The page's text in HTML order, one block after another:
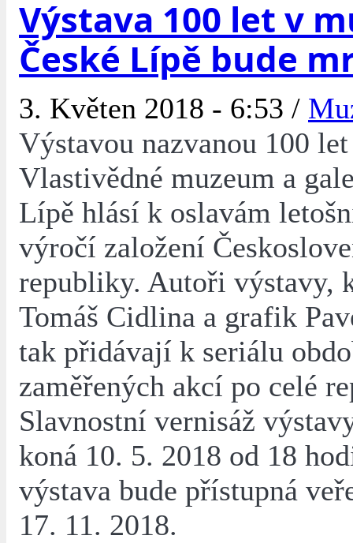
Výstava 100 let v
České Lípě bude
3. Květen 2018 - 6:53 /
Výstavou nazvanou 100 let
Vlastivědné muzeum a
Lípě hlásí k oslavám
výročí založení
republiky. Autoři výstavy,
Tomáš Cidlina a grafik
tak přidávají k seriálu
zaměřených akcí po celé
Slavnostní vernisáž
koná 10. 5. 2018 od 18
výstava bude přístupná
17. 11. 2018.